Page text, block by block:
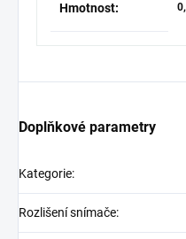
Hmotnost:
Doplňkové parametry
Kategorie:
Rozlišení snímače: